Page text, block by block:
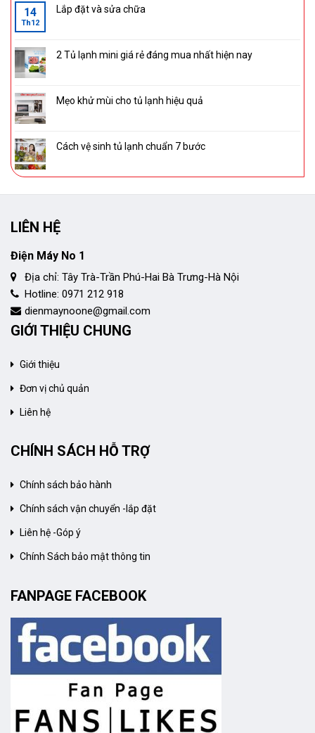
14
Th12
Lắp đặt và sửa chữa
2 Tủ lạnh mini giá rẻ đáng mua nhất hiện nay
Mẹo khử mùi cho tủ lạnh hiệu quả
Cách vệ sinh tủ lạnh chuẩn 7 bước
LIÊN HỆ
Điện Máy No 1
Địa chỉ: Tây Trà-Trần Phú-Hai Bà Trưng-Hà Nội
Hotline: 0971 212 918
dienmaynoone@gmail.com
GIỚI THIỆU CHUNG
Giới thiệu
Đơn vị chủ quản
Liên hệ
CHÍNH SÁCH HỖ TRỢ
Chính sách bảo hành
Chính sách vận chuyển -lắp đặt
Liên hệ -Góp ý
Chính Sách bảo mật thông tin
FANPAGE FACEBOOK